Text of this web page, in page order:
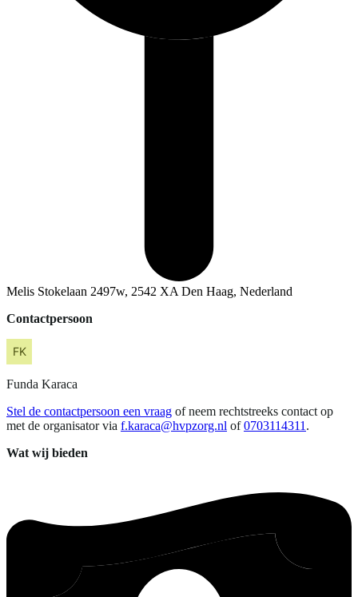
Melis Stokelaan 2497w, 2542 XA Den Haag, Nederland
Contactpersoon
Funda Karaca
Stel de contactpersoon een vraag of neem rechtstreeks contact op
met de organisator via f.karaca@hvpzorg.nl of 0703114311 .
Wat wij bieden